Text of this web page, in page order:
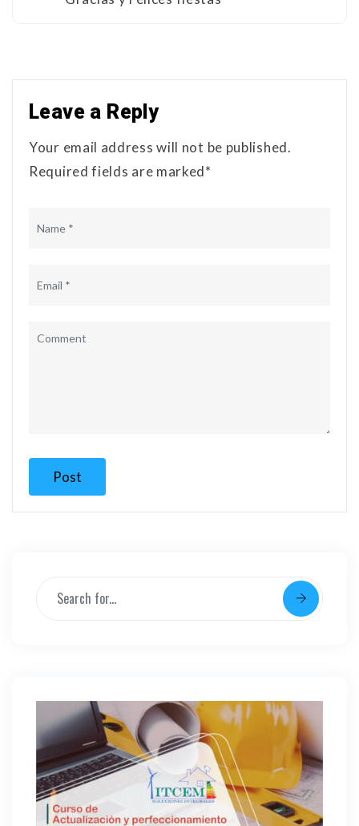
Leave a Reply
Your email address will not be published.
Required fields are marked*